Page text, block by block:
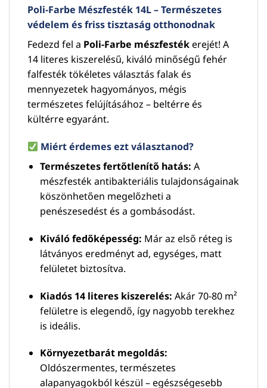
Poli-Farbe Mészfesték 14L – Természetes
védelem és friss tisztaság otthonodnak
Fedezd fel a Poli-Farbe mészfestékerejét! A
14 literes kiszerelésű, kiváló minőségű fehér
falfesték tökéletes választás falak és
mennyezetek hagyományos, mégis
természetes felújításához – beltérre és
kültérre egyaránt.
Miért érdemes ezt választanod?
Természetes fertőtlenítő hatás: A
mészfesték antibakteriális tulajdonságainak
köszönhetően megelőzheti a
penészesedést és a gombásodást.
Kiváló fedőképesség: Már az első réteg is
látványos eredményt ad, egységes, matt
felületet biztosítva.
Kiadós 14 literes kiszerelés: Akár 70-80 m²
felületre is elegendő, így nagyobb terekhez
is ideális.
Környezetbarát megoldás:
Oldószermentes, természetes
alapanyagokból készül – egészségesebb